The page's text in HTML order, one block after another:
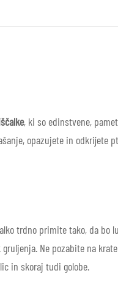
, ki so edinstvene,
opazujete in odkrijete
trdno primite tako, da bo
Ne pozabite na
in skoraj tudi golobe.